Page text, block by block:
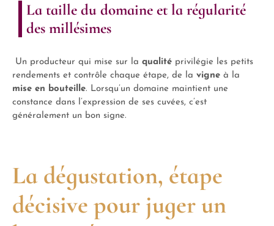
La taille du domaine et la régularité
des millésimes
Un producteur qui mise sur la qualité privilégie les petits
rendements et contrôle chaque étape, de la vigne à la
mise en bouteille. Lorsqu’un domaine maintient une
constance dans l’expression de ses cuvées, c’est
généralement un bon signe.
La dégustation, étape
décisive pour juger un